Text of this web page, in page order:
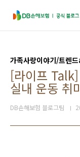
가족사랑이야기/트렌
[라이프
실내 운동 취
DB손해보험 블로그팀